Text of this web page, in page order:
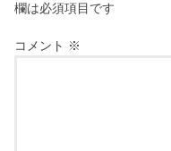
欄は必須項目です
コメント ※